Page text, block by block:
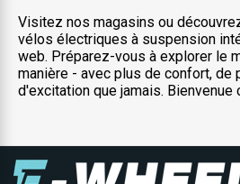
Visitez nos magasins ou
vélos électriques à suspension
web. Préparez-vous à explorer le
manière - avec plus de confort, de
d'excitation que jamais. Bienvenue